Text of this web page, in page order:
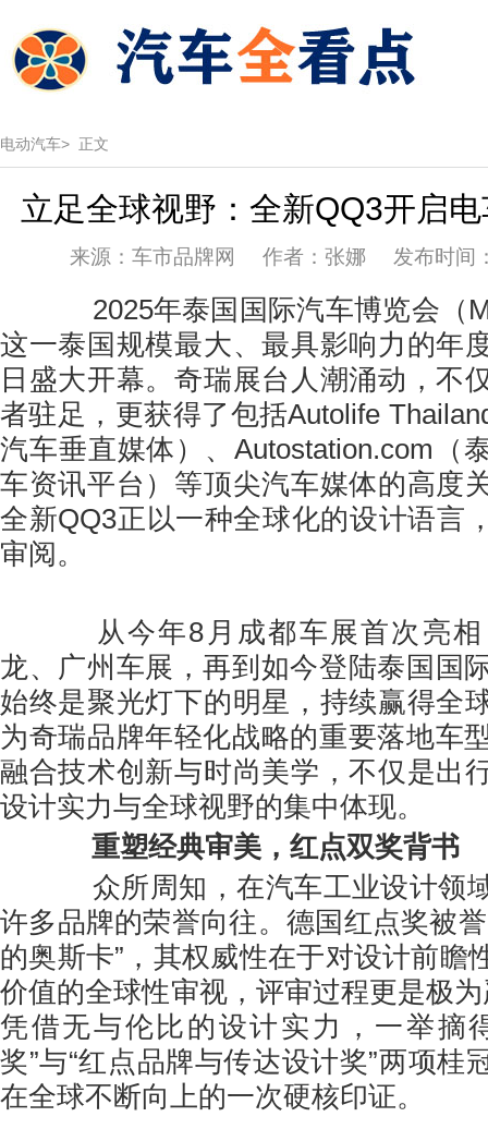
电动汽车> 正文
立足全球视野：全新QQ3开启
来源：车市品牌网 作者：张娜 发布时间
2025年泰国国际汽车博览会（
这一泰国规模最大、最具影响力的年
日盛大开幕。奇瑞展台人潮涌动，不
者驻足，更获得了包括Autolife
汽车垂直媒体）、Autostation.com（
车资讯平台）等顶尖汽车媒体的高度
全新QQ3正以一种全球化的设计语言
审阅。
从今年8月成都车展首次亮相
龙、广州车展，再到如今登陆泰国国
始终是聚光灯下的明星，持续赢得全
为奇瑞品牌年轻化战略的重要落地车
融合技术创新与时尚美学，不仅是出
设计实力与全球视野的集中体现。
重塑经典审美， 红点双奖背书
众所周知，在汽车工业设计领
许多品牌的荣誉向往。德国红点奖被
的奥斯卡”，其权威性在于对设计前瞻
价值的全球性审视，评审过程更是极
凭借无与伦比的设计实力，一举摘
奖”与“红点品牌与传达设计奖”两项桂
在全球不断向上的一次硬核印证。